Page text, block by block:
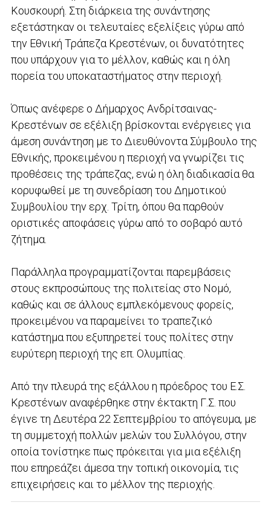
Κουσκουρή. Στη διάρκεια της συνάντησης
εξετάστηκαν οι τελευταίες εξελίξεις γύρω από
την Εθνική Τράπεζα Κρεστένων, οι δυνατότητες
που υπάρχουν για το μέλλον, καθώς και η όλη
πορεία του υποκαταστήματος στην περιοχή.
Όπως ανέφερε ο Δήμαρχος Ανδρίτσαινας-
Κρεστένων σε εξέλιξη βρίσκονται ενέργειες για
άμεση συνάντηση με το Διευθύνοντα Σύμβουλο της
Εθνικής, προκειμένου η περιοχή να γνωρίζει τις
προθέσεις της τράπεζας, ενώ η όλη διαδικασία θα
κορυφωθεί με τη συνεδρίαση του Δημοτικού
Συμβουλίου την ερχ. Τρίτη, όπου θα παρθούν
οριστικές αποφάσεις γύρω από το σοβαρό αυτό
ζήτημα.
Παράλληλα προγραμματίζονται παρεμβάσεις
στους εκπροσώπους της πολιτείας στο Νομό,
καθώς και σε άλλους εμπλεκόμενους φορείς,
προκειμένου να παραμείνει το τραπεζικό
κατάστημα που εξυπηρετεί τους πολίτες στην
ευρύτερη περιοχή της επ. Ολυμπίας.
Από την πλευρά της εξάλλου η πρόεδρος του Ε.Σ.
Κρεστένων αναφέρθηκε στην έκτακτη Γ.Σ. που
έγινε τη Δευτέρα 22 Σεπτεμβρίου το απόγευμα, με
τη συμμετοχή πολλών μελών του Συλλόγου, στην
οποία τονίστηκε πως πρόκειται για μια εξέλιξη
που επηρεάζει άμεσα την τοπική οικονομία, τις
επιχειρήσεις και το μέλλον της περιοχής.